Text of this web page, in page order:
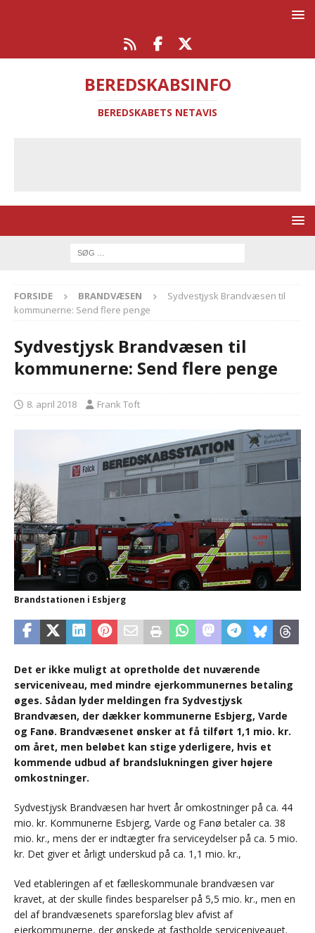
BEREDSKABSINFO
BEREDSKABETS NETAVIS
FORSIDE BRANDVÆSEN
Sydvestjysk Brandvæsen til
kommunerne: Send flere penge
Sydvestjysk Brandvæsen til
kommunerne: Send flere penge
8. april 2018 Frank Toft
Brandstationen i Esbjerg
Det er ikke muligt at opretholde det nuværende
serviceniveau, med mindre ejerkommunernes betaling
øges. Sådan lyder meldingen fra Sydvestjysk
Brandvæsen, der dækker kommunerne Esbjerg, Varde
og Fanø. Brandvæsenet ønsker at få tilført 1,1 mio. kr.
om året, men beløbet kan stige yderligere, hvis et
kommende udbud af brandslukningen giver højere
omkostninger.
Sydvestjysk Brandvæsen har hvert år omkostninger på ca. 44
mio. kr. Kommunerne Esbjerg, Varde og Fanø betaler ca. 38
mio. kr., mens der er indtægter fra serviceydelser på ca. 5 mio.
kr. Det giver et årligt underskud på ca. 1,1 mio. kr.,
Ved etableringen af et fælleskommunale brandvæsen var
kravet, at der skulle findes besparelser på 5,5 mio. kr., men en
del af brandvæsenets spareforslag blev afvist af
ejerkommunerne, der ønskede at fastholde serviceniveauet.